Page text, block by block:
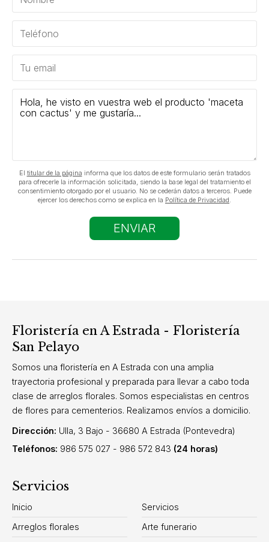
El titular de la página informa que los datos de este formulario serán tratados
para ofrecerle la información solicitada, siendo la base legal del tratamiento el
consentimiento otorgado por el usuario. No se cederán datos a terceros. Puede
ejercer los derechos como se explica en la Política de Privacidad
Floristería en A Estrada - Floristería
San Pelayo
Somos una floristería en A Estrada con una amplia
trayectoria profesional y preparada para llevar a cabo toda
clase de arreglos florales. Somos especialistas en centros
de flores para cementerios. Realizamos envíos a domicilio.
Dirección: Ulla, 3 Bajo - 36680 A Estrada (Pontevedra)
Teléfonos: 986 575 027 - 986 572 843 (24 horas)
Servicios
Inicio
Servicios
Arreglos florales
Arte funerario